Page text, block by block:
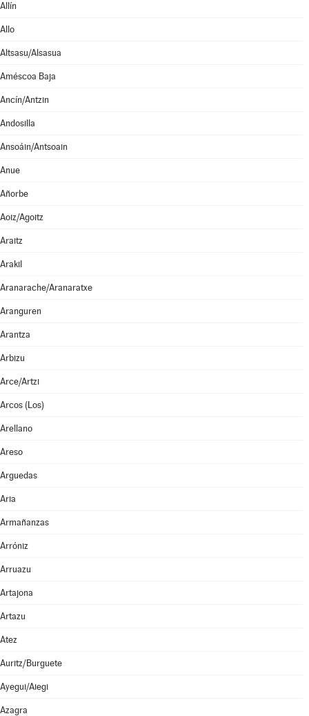
Allín
Allo
Altsasu/Alsasua
Améscoa Baja
Ancín/Antzin
Andosilla
Ansoáin/Antsoain
Anue
Añorbe
Aoiz/Agoitz
Araitz
Arakil
Aranarache/Aranaratxe
Aranguren
Arantza
Arbizu
Arce/Artzi
Arcos (Los)
Arellano
Areso
Arguedas
Aria
Armañanzas
Arróniz
Arruazu
Artajona
Artazu
Atez
Auritz/Burguete
Ayegui/Aiegi
Azagra